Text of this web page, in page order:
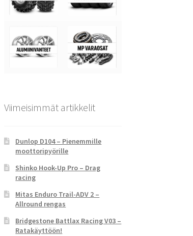
Viimeisimmät artikkelit
Dunlop D104 – Pienemmille
moottoripyörille
Shinko Hook-Up Pro – Drag
racing
Mitas Enduro Trail-ADV 2 –
Allround rengas
Bridgestone Battlax Racing V03 –
Ratakäyttöön!